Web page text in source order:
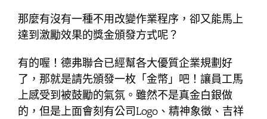
那麼有沒有一種不用改變作業程序，卻又能馬上
達到激勵效果的獎金頒發方式呢？
有的喔！德弗聯合已經幫各大優質企業規劃好
了，那就是請先頒發一枚「金幣」吧！讓員工馬
上感受到被鼓勵的氣氛。雖然不是真金白銀做
的，但是上面會刻有公司Logo、精神象徵、吉祥